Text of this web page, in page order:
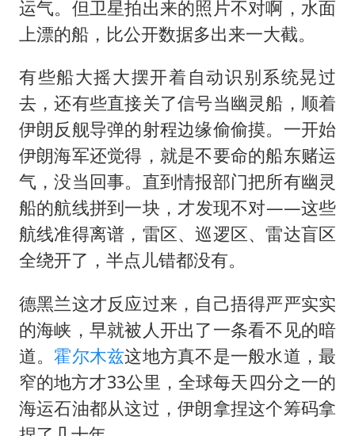
运气。但卫星拍出来的照片不对啊，水面
上漂的船，比公开数据多出来一大截。
有些船大摇大摆开着自动识别系统晃过
去，还有些直接关了信号当幽灵船，顺着
伊朗反舰导弹的射程边缘偷偷摸。一开始
伊朗海军还觉得，就是不要命的船东赌运
气，没当回事。直到情报部门把所有幽灵
船的航线拼到一块，才发现不对——这些
航线准得离谱，雷区、巡逻区、雷达盲区
全绕开了，半点儿错都没有。
德黑兰这才反应过来，自己捂得严严实实
的海峡，早就被人开出了一条看不见的暗
道。霍尔木兹这地方真不是一般水道，最
窄的地方才33公里，全球每天四分之一的
海运石油都从这过，伊朗拿捏这个筹码拿